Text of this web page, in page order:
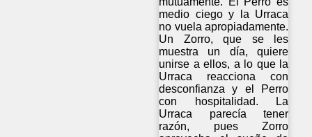
medio ciego y la Urraca
no vuela apropiadamente.
Un Zorro, que se les
muestra un día, quiere
unirse a ellos, a lo que la
Urraca reacciona con
desconfianza y el Perro
con hospitalidad. La
Urraca parecía tener
razón, pues Zorro